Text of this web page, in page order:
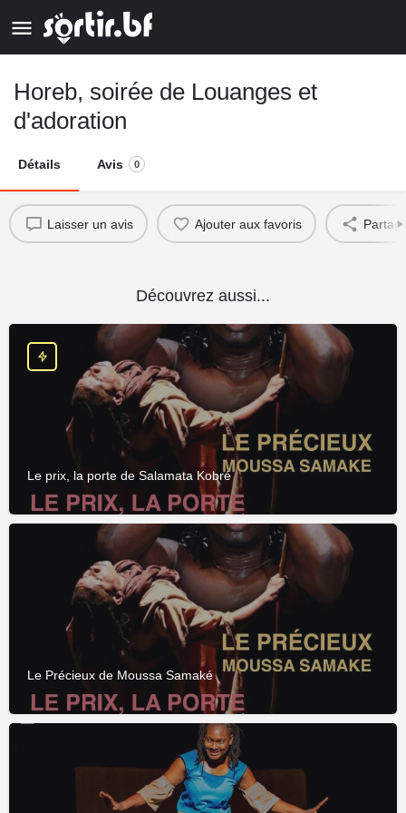
Horeb, soirée de Louanges et
d'adoration
Détails Avis 0
Laisser un avis Ajouter aux favoris
Découvrez aussi...
Le prix, la porte de Salamata Kobré
Le Précieux de Moussa Samaké